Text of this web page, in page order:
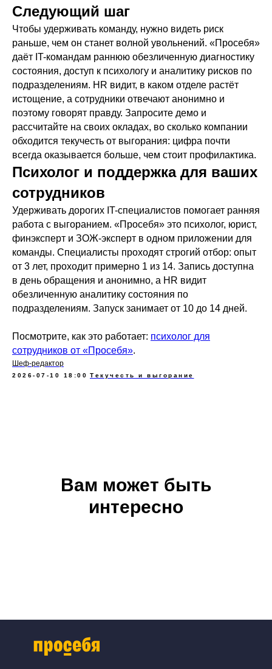
Следующий шаг
Чтобы удерживать команду, нужно видеть риск
раньше, чем он станет волной увольнений. «Просебя»
даёт IT-командам раннюю обезличенную диагностику
состояния, доступ к психологу и аналитику рисков по
подразделениям. HR видит, в каком отделе растёт
истощение, а сотрудники отвечают анонимно и
поэтому говорят правду. Запросите демо и
рассчитайте на своих окладах, во сколько компании
обходится текучесть от выгорания: цифра почти
всегда оказывается больше, чем стоит профилактика.
Психолог и поддержка для ваших
сотрудников
Удерживать дорогих IT-специалистов помогает ранняя
работа с выгоранием. «Просебя» это психолог, юрист,
финэксперт и ЗОЖ-эксперт в одном приложении для
команды. Специалисты проходят строгий отбор: опыт
от 3 лет, проходит примерно 1 из 14. Запись доступна
в день обращения и анонимно, а HR видит
обезличенную аналитику состояния по
подразделениям. Запуск занимает от 10 до 14 дней.
Посмотрите, как это работает: психолог для
сотрудников от «Просебя».
Шеф-редактор
2026-07-10 18:00 Текучесть и выгорание
Вам может быть
интересно